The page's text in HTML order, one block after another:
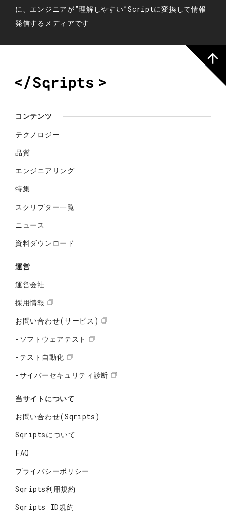
に、エンジニアが”理解しやすい”Scriptに変換して情報
発信するメディアです
コンテンツ
テクノロジー
品質
エンジニアリング
特集
スクリプター一覧
ニュース
資料ダウンロード
運営
運営会社
採用情報
お問い合わせ(サービス)
-ソフトウェアテスト
-テスト自動化
-サイバーセキュリティ診断
当サイトについて
お問い合わせ(Sqripts)
Sqriptsについて
FAQ
プライバシーポリシー
Sqripts利用規約
Sqripts ID規約